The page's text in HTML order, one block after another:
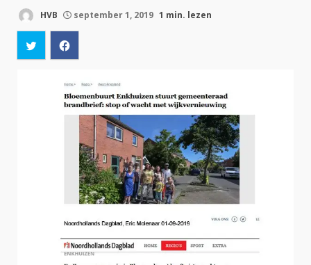
HVB september 1, 2019 1 min. lezen